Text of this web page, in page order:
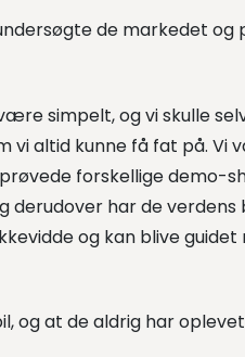
de markedet og
simpelt, og vi skulle
altid kunne få fat på. Vi
forskellige demo-
derudover har de verdens
og kan blive guidet
og at de aldrig har